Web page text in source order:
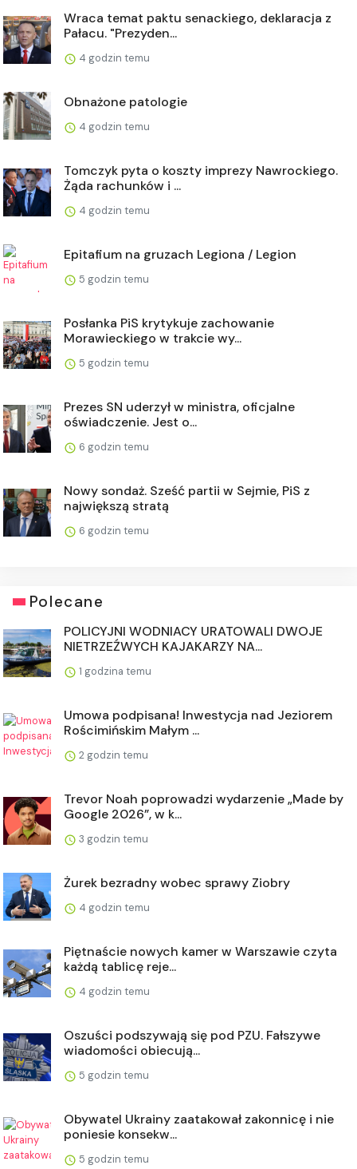
Wraca temat paktu senackiego, deklaracja z
Pałacu. "Prezyden...
4 godzin temu
Obnażone patologie
4 godzin temu
Tomczyk pyta o koszty imprezy Nawrockiego.
Żąda rachunków i ...
4 godzin temu
Epitafium na gruzach Legiona / Legion
5 godzin temu
Posłanka PiS krytykuje zachowanie
Morawieckiego w trakcie wy...
5 godzin temu
Prezes SN uderzył w ministra, oficjalne
oświadczenie. Jest o...
6 godzin temu
Nowy sondaż. Sześć partii w Sejmie, PiS z
największą stratą
6 godzin temu
Polecane
POLICYJNI WODNIACY URATOWALI DWOJE
NIETRZEŹWYCH KAJAKARZY NA...
1 godzina temu
Umowa podpisana! Inwestycja nad Jeziorem
Rościmińskim Małym ...
2 godzin temu
Trevor Noah poprowadzi wydarzenie „Made by
Google 2026”, w k...
3 godzin temu
Żurek bezradny wobec sprawy Ziobry
4 godzin temu
Piętnaście nowych kamer w Warszawie czyta
każdą tablicę reje...
4 godzin temu
Oszuści podszywają się pod PZU. Fałszywe
wiadomości obiecują...
5 godzin temu
Obywatel Ukrainy zaatakował zakonnicę i nie
poniesie konsekw...
5 godzin temu